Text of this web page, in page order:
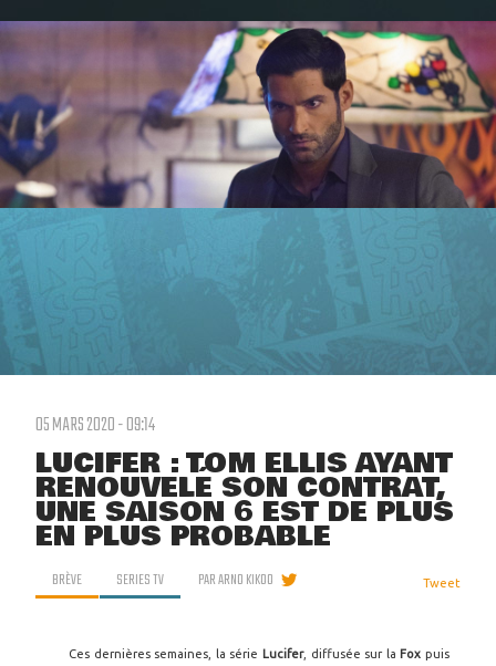
05 MARS 2020 - 09:14
LUCIFER : TOM ELLIS AYANT
RENOUVELÉ SON CONTRAT,
UNE SAISON 6 EST DE PLUS
EN PLUS PROBABLE
BRÈVE SERIES TV PARARNO KIKOO Tweet
Ces dernières semaines, la série Lucifer, diffusée sur la Fox puis